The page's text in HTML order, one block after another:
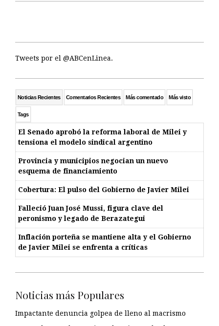
Tweets por el @ABCenLinea.
Noticias Recientes Comentarios Recientes Más comentado Más visto
Tags
El Senado aprobó la reforma laboral de Milei y
tensiona el modelo sindical argentino
Provincia y municipios negocian un nuevo
esquema de financiamiento
Cobertura: El pulso del Gobierno de Javier Milei
Falleció Juan José Mussi, figura clave del
peronismo y legado de Berazategui
Inflación porteña se mantiene alta y el Gobierno
de Javier Milei se enfrenta a críticas
Noticias más Populares
Impactante denuncia golpea de lleno al macrismo